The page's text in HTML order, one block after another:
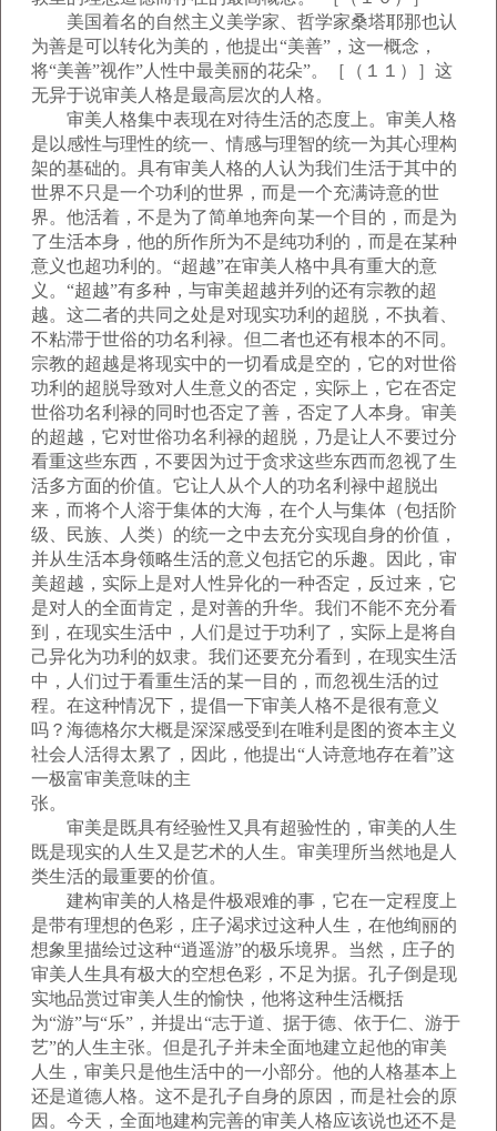
美国着名的自然主义美学家、哲学家桑塔耶那也认
为善是可以转化为美的，他提出“美善”，这一概念，
将“美善”视作”人性中最美丽的花朵”。［（１１）］这
无异于说审美人格是最高层次的人格。
审美人格集中表现在对待生活的态度上。审美人格
是以感性与理性的统一、情感与理智的统一为其心理构
架的基础的。具有审美人格的人认为我们生活于其中的
世界不只是一个功利的世界，而是一个充满诗意的世
界。他活着，不是为了简单地奔向某一个目的，而是为
了生活本身，他的所作所为不是纯功利的，而是在某种
意义也超功利的。“超越”在审美人格中具有重大的意
义。“超越”有多种，与审美超越并列的还有宗教的超
越。这二者的共同之处是对现实功利的超脱，不执着、
不粘滞于世俗的功名利禄。但二者也还有根本的不同。
宗教的超越是将现实中的一切看成是空的，它的对世俗
功利的超脱导致对人生意义的否定，实际上，它在否定
世俗功名利禄的同时也否定了善，否定了人本身。审美
的超越，它对世俗功名利禄的超脱，乃是让人不要过分
看重这些东西，不要因为过于贪求这些东西而忽视了生
活多方面的价值。它让人从个人的功名利禄中超脱出
来，而将个人溶于集体的大海，在个人与集体（包括阶
级、民族、人类）的统一之中去充分实现自身的价值，
并从生活本身领略生活的意义包括它的乐趣。因此，审
美超越，实际上是对人性异化的一种否定，反过来，它
是对人的全面肯定，是对善的升华。我们不能不充分看
到，在现实生活中，人们是过于功利了，实际上是将自
己异化为功利的奴隶。我们还要充分看到，在现实生活
中，人们过于看重生活的某一目的，而忽视生活的过
程。在这种情况下，提倡一下审美人格不是很有意义
吗？海德格尔大概是深深感受到在唯利是图的资本主义
社会人活得太累了，因此，他提出“人诗意地存在着”这
一极富审美意味的主
张。
审美是既具有经验性又具有超验性的，审美的人生
既是现实的人生又是艺术的人生。审美理所当然地是人
类生活的最重要的价值。
建构审美的人格是件极艰难的事，它在一定程度上
是带有理想的色彩，庄子渴求过这种人生，在他绚丽的
想象里描绘过这种“逍遥游”的极乐境界。当然，庄子的
审美人生具有极大的空想色彩，不足为据。孔子倒是现
实地品赏过审美人生的愉快，他将这种生活概括
为“游”与“乐”，并提出“志于道、据于德、依于仁、游于
艺”的人生主张。但是孔子并未全面地建立起他的审美
人生，审美只是他生活中的一小部分。他的人格基本上
还是道德人格。这不是孔子自身的原因，而是社会的原
因。今天，全面地建构完善的审美人格应该说也还不是